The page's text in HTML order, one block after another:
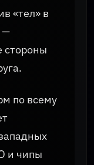
«тел» в
—
стороны
по всему
и чипы